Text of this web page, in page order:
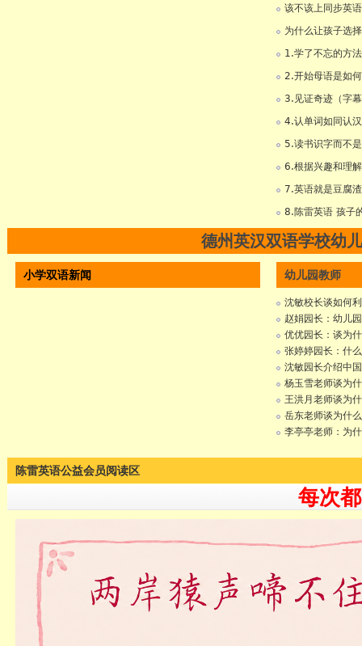
该不该上同步英
为什么让孩子选
1.学了不忘的方
2.开始母语是如
3.见证奇迹（字
4.认单词如同认
5.读书识字而不
6.根据兴趣和理
7.英语就是豆腐
8.陈雷英语 孩子
德州英汉双语学校幼
小学双语新闻 幼儿园教师
沈敏校长谈如何
赵娟园长：幼儿
优优园长：谈为
张婷婷园长：什
沈敏园长介绍中
杨玉雪老师谈为
王洪月老师谈为
岳东老师谈为什
李亭亭老师：为
陈雷英语公益会员阅读区
每次